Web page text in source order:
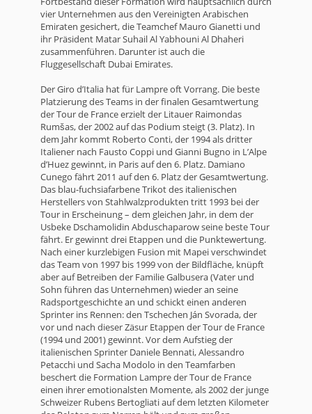
vier Unternehmen aus den Vereinigten Arabischen
Emiraten gesichert, die Teamchef Mauro Gianetti und
ihr Präsident Matar Suhail Al Yabhouni Al Dhaheri
zusammenführen. Darunter ist auch die
Fluggesellschaft Dubai Emirates.
Der Giro d’Italia hat für Lampre oft Vorrang. Die beste
Platzierung des Teams in der finalen Gesamtwertung
der Tour de France erzielt der Litauer Raimondas
Rumšas, der 2002 auf das Podium steigt (3. Platz). In
dem Jahr kommt Roberto Conti, der 1994 als dritter
Italiener nach Fausto Coppi und Gianni Bugno in L’Alpe
d’Huez gewinnt, in Paris auf den 6. Platz. Damiano
Cunego fährt 2011 auf den 6. Platz der Gesamtwertung.
Das blau-fuchsiafarbene Trikot des italienischen
Herstellers von Stahlwalzprodukten tritt 1993 bei der
Tour in Erscheinung – dem gleichen Jahr, in dem der
Usbeke Dschamolidin Abduschaparow seine beste Tour
fährt. Er gewinnt drei Etappen und die Punktewertung.
Nach einer kurzlebigen Fusion mit Mapei verschwindet
das Team von 1997 bis 1999 von der Bildfläche, knüpft
aber auf Betreiben der Familie Galbusera (Vater und
Sohn führen das Unternehmen) wieder an seine
Radsportgeschichte an und schickt einen anderen
Sprinter ins Rennen: den Tschechen Ján Svorada, der
vor und nach dieser Zäsur Etappen der Tour de France
(1994 und 2001) gewinnt. Vor dem Aufstieg der
italienischen Sprinter Daniele Bennati, Alessandro
Petacchi und Sacha Modolo in den Teamfarben
beschert die Formation Lampre der Tour de France
einen ihrer emotionalsten Momente, als 2002 der junge
Schweizer Rubens Bertogliati auf dem letzten Kilometer